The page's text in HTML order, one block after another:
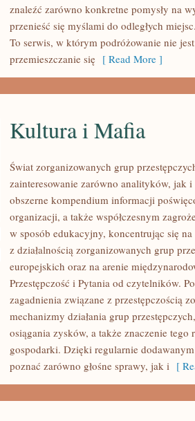
znaleźć zarówno konkretne pomysły na
przenieść się myślami do odległych
To serwis, w którym podróżowanie nie
przemieszczanie się [ Read More ]
KULTURA
MAFIA
Kultura i Mafia
Świat zorganizowanych grup
zainteresowanie zarówno analityków, jak
obszerne kompendium informacji
organizacji, a także współczesnym
w sposób edukacyjny, koncentrując się
z działalnością zorganizowanych grup
europejskich oraz na arenie
Przestępczość i Pytania od czytelników.
zagadnienia związane z przestępczością
mechanizmy działania grup
osiągania zysków, a także znaczenie tego
gospodarki. Dzięki regularnie
poznać zarówno głośne sprawy, jak i [